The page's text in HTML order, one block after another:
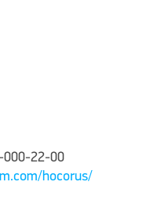
000-22-00
hocorus/